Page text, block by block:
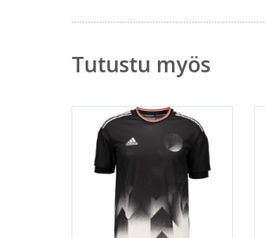
Tutustu myös